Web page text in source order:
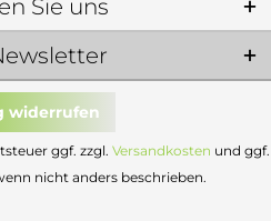
Sie uns
widerrufen
ggf. zzgl. Versandkosten und ggf.
nicht anders beschrieben.